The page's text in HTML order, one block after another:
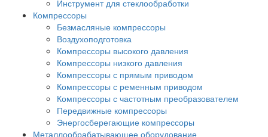
Инструмент для стеклообработки
Компрессоры
Безмасляные компрессоры
Воздухоподготовка
Компрессоры высокого давления
Компрессоры низкого давления
Компрессоры с прямым приводом
Компрессоры с ременным приводом
Компрессоры с частотным преобразователем
Передвижные компрессоры
Энергосберегающие компрессоры
Металлообрабатывающее оборудование